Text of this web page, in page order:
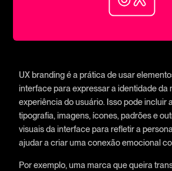
UX branding é a prática de usar
interface para expressar a identidade da
experiência do usuário. Isso pode incluir
tipografia, imagens, ícones, padrões e
visuais da interface para refletir a
ajudar a criar uma conexão emocional
Por exemplo, uma marca que queira